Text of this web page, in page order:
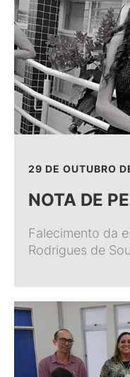
29 DE OUTUBRO
NOTA DE
Falecimento da
Rodrigues de